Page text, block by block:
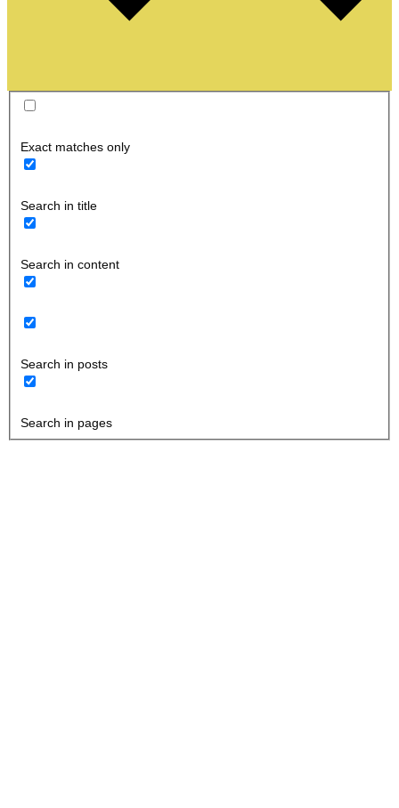
Exact matches only
Search in title
Search in content
Search in posts
Search in pages